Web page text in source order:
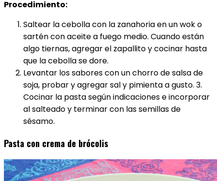
Procedimiento:
Saltear la cebolla con la zanahoria en un wok o
sartén con aceite a fuego medio. Cuando están
algo tiernas, agregar el zapallito y cocinar hasta
que la cebolla se dore.
Levantar los sabores con un chorro de salsa de
soja, probar y agregar sal y pimienta a gusto. 3.
Cocinar la pasta según indicaciones e incorporar
al salteado y terminar con las semillas de
sésamo.
Pasta con crema de brócolis